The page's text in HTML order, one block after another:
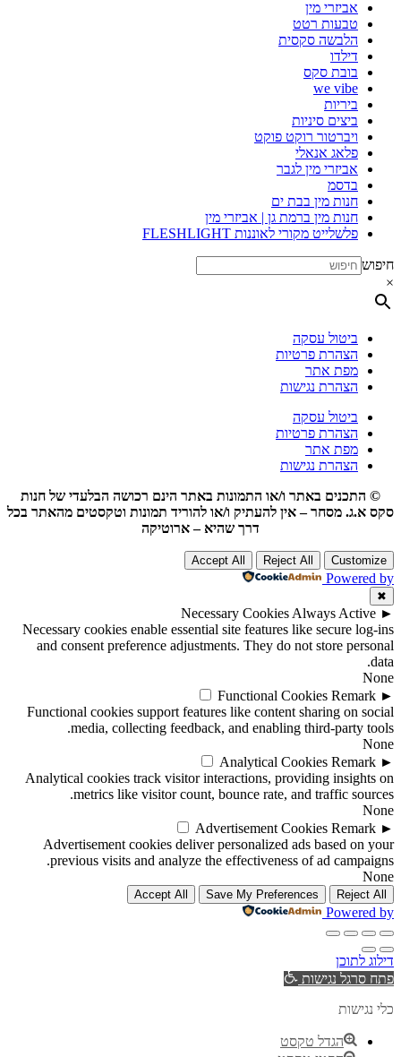
אביזרי מין
טבעות רטט
הלבשה סקסית
דילדו
בובת סקס
we vibe
ביריות
ביצים סיניות
ויברטור רוקט פוקט
פלאג אנאלי
אביזרי מין לגבר
בדסמ
חנות מין בבת ים
חנות מין ברמת גן | אביזרי מין
פלשלייט מקורי לאוננות FLESHLIGHT
חיפוש
×
ביטול עסקה
הצהרת פרטיות
מפת אתר
הצהרת נגישות
ביטול עסקה
הצהרת פרטיות
מפת אתר
הצהרת נגישות
© התכנים באתר ו/או התמונות באתר הינם רכושה הבלעדי של חנות
סקס א.ג. מסחר – אין להעתיק ו/או להוריד תמונות וטקסטים מהאתר בכל
דרך שהיא – ארוטיקה
Customize
Reject All
Accept All
Powered by
✖
►
Necessary Cookies Always Active
Necessary cookies enable essential site features like secure log-ins
and consent preference adjustments. They do not store personal
data.
None
►
Functional Cookies Remark
Functional cookies support features like content sharing on social
media, collecting feedback, and enabling third-party tools.
None
►
Analytical Cookies Remark
Analytical cookies track visitor interactions, providing insights on
metrics like visitor count, bounce rate, and traffic sources.
None
►
Advertisement Cookies Remark
Advertisement cookies deliver personalized ads based on your
previous visits and analyze the effectiveness of ad campaigns.
None
Reject All
Save My Preferences
Accept All
Powered by
דילוג לתוכן
פתח סרגל נגישות
כלי נגישות
הגדל טקסט